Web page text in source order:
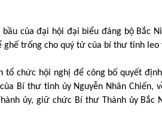
của đại hội đại biểu đảng bộ Bắc
ghế trống cho quý tử của bí thư tỉnh leo
tổ chức hội nghị để công bố quyết
Bí thư tỉnh ủy Nguyễn Nhân Chiến,
ủy, giữ chức Bí thư Thành ủy Bắc